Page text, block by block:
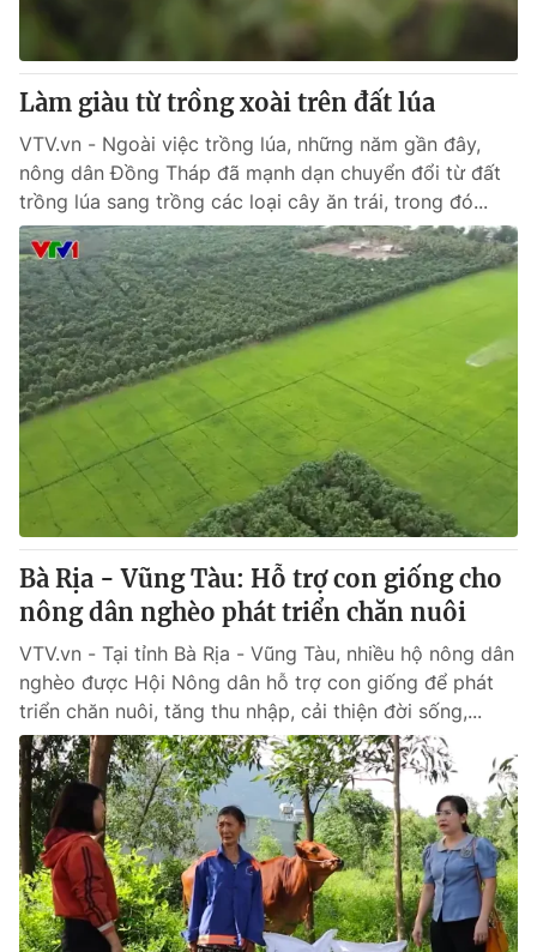
Giấy phép hoạt động báo in và báo điện tử số 483/GP-BTTTT
cấp ngày 29/12/2023
Tổng Biên tập:Vũ Thanh Thủy
Phó Tổng Biên tập:Nguyễn Thị Mỹ Hạnh, Phạm Quốc Thắng,
Tổng đài VTV:
024.38 355 931 - 024.38 355 932
Ðiện thoại Thời báo VTV:024.66 897 897
Email:toasoan@vtv.vn
Liên hệ quảng cáo:024-7300.7108
® Cấm sao chép dưới mọi hình thức nếu không có sự chấp
thuận bằng văn bản. Ghi rõ nguồn VTV.vn khi phát hành lại
thông tin từ website này.
Làm giàu từ trồng xoài trên đất lúa
VTV.vn - Ngoài việc trồng lúa, những năm gần đây,
nông dân Đồng Tháp đã mạnh dạn chuyển đổi từ đất
trồng lúa sang trồng các loại cây ăn trái, trong đó...
Bà Rịa - Vũng Tàu: Hỗ trợ con giống cho
nông dân nghèo phát triển chăn nuôi
VTV.vn - Tại tỉnh Bà Rịa - Vũng Tàu, nhiều hộ nông dân
nghèo được Hội Nông dân hỗ trợ con giống để phát
triển chăn nuôi, tăng thu nhập, cải thiện đời sống,...